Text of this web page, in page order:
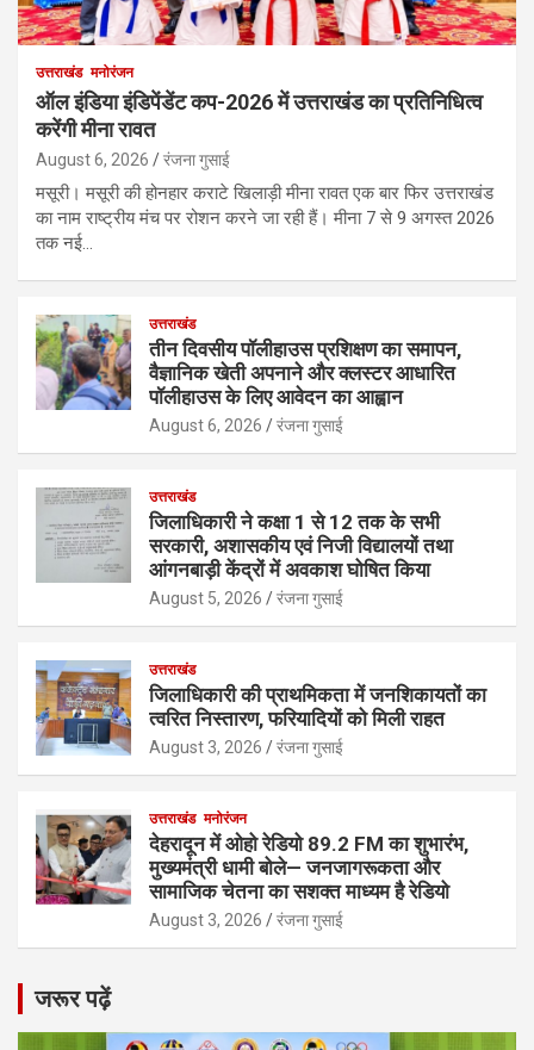
उत्तराखंड मनोरंजन
ऑल इंडिया इंडिपेंडेंट कप-2026 में उत्तराखंड का प्रतिनिधित्व
करेंगी मीना रावत
August 6, 2026 रंजना गुसाई
मसूरी। मसूरी की होनहार कराटे खिलाड़ी मीना रावत एक बार फिर उत्तराखंड
का नाम राष्ट्रीय मंच पर रोशन करने जा रही हैं। मीना 7 से 9 अगस्त 2026
तक नई…
उत्तराखंड
तीन दिवसीय पॉलीहाउस प्रशिक्षण का समापन,
वैज्ञानिक खेती अपनाने और क्लस्टर आधारित
पॉलीहाउस के लिए आवेदन का आह्वान
August 6, 2026 रंजना गुसाई
उत्तराखंड
जिलाधिकारी ने कक्षा 1 से 12 तक के सभी
सरकारी, अशासकीय एवं निजी विद्यालयों तथा
आंगनबाड़ी केंद्रों में अवकाश घोषित किया
August 5, 2026 रंजना गुसाई
उत्तराखंड
जिलाधिकारी की प्राथमिकता में जनशिकायतों का
त्वरित निस्तारण, फरियादियों को मिली राहत
August 3, 2026 रंजना गुसाई
उत्तराखंड मनोरंजन
देहरादून में ओहो रेडियो 89.2 FM का शुभारंभ,
मुख्यमंत्री धामी बोले— जनजागरूकता और
सामाजिक चेतना का सशक्त माध्यम है रेडियो
August 3, 2026 रंजना गुसाई
जरूर पढ़ें